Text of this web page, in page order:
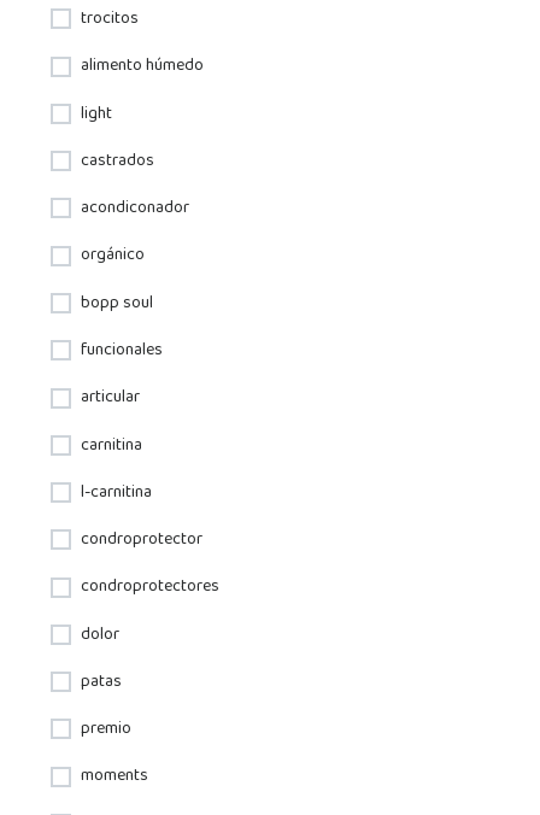
trocitos
alimento húmedo
light
castrados
acondiconador
orgánico
bopp soul
funcionales
articular
carnitina
l-carnitina
condroprotector
condroprotectores
dolor
patas
premio
moments